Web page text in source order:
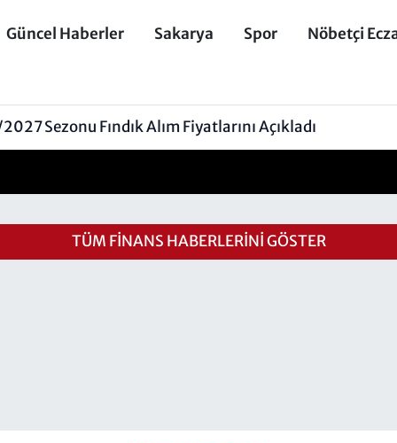
Güncel Haberler Sakarya Spor Nöbetçi
Sezonu Fındık Alım Fiyatlarını Açıkladı
TÜM FINANS HABERLERINI GÖSTER